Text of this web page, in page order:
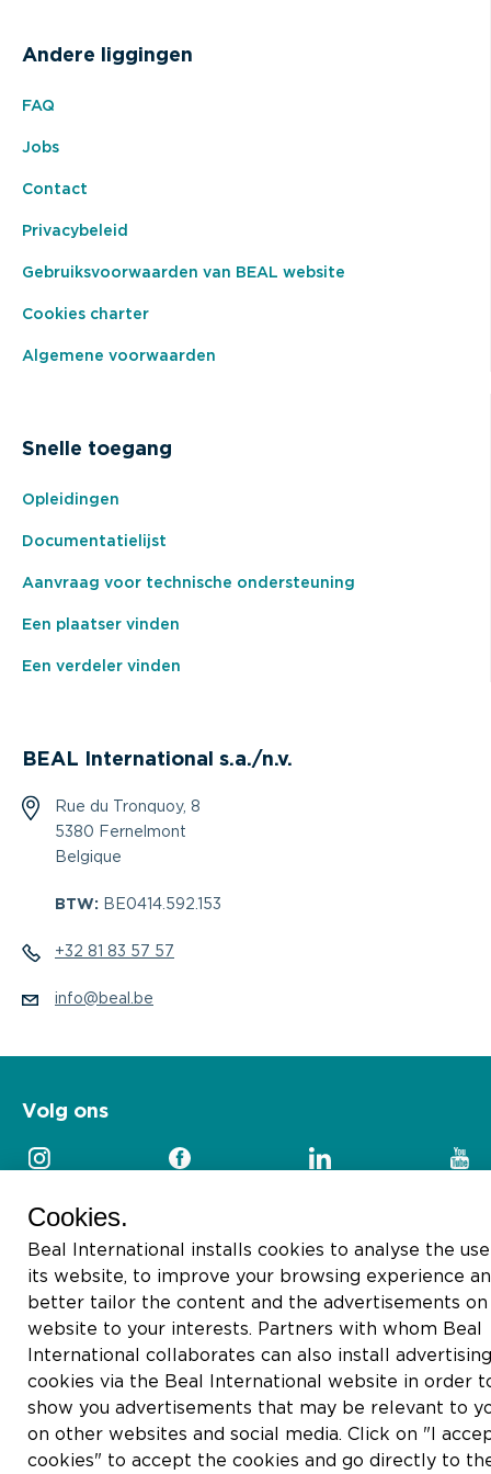
Andere liggingen
FAQ
Jobs
Contact
Privacybeleid
Gebruiksvoorwaarden van BEAL website
Cookies charter
Algemene voorwaarden
Snelle toegang
Opleidingen
Documentatielijst
Aanvraag voor technische ondersteuning
Een plaatser vinden
Een verdeler vinden
BEAL International s.a./n.v.
Rue du Tronquoy, 8
5380 Fernelmont
Belgique
BTW: BE0414.592.153
+32 81 83 57 57
info@beal.be
Volg ons
2026 © Beal International SA
Cookies.
Beal International installs cookies to analyse the
its website, to improve your browsing experience
better tailor the content and the advertisements on
website to your interests. Partners with whom Beal
International collaborates can also install advertising
cookies via the Beal International website in order
show you advertisements that may be relevant to
on other websites and social media. Click on "I
cookies" to accept the cookies and go directly to